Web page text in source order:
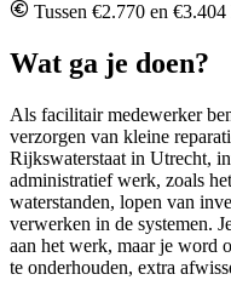
Tussen €2.770 en €3.404
Wat ga je doen?
Als facilitair medewerker
verzorgen van kleine
Rijkswaterstaat in Utrecht,
administratief werk, zoals
waterstanden, lopen van
verwerken in de systemen.
aan het werk, maar je word
te onderhouden, extra